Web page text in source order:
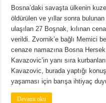
Bosna’daki savaşta ülkenin
öldürülen ve yıllar sonra
ulaşılan 27 Boşnak, kılınan
verildi. Zvornik’e bağlı Memici
cenaze namazına Bosna
Kavazovic’in yanı sıra
Kavazovic, burada yaptığı
yaşaması için barışa ihtiyaç
Devamı oku